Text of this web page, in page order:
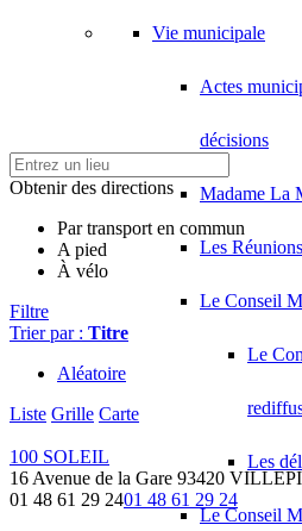
Vie municipale
Actes
décisions
Madame La
Les
Le Conseil
Le
Les
Le Conseil
Obtenir des directions
Par transport en commun
A pied
À vélo
Filtre
Trier par : Titre
Aléatoire
Liste Grille Carte
100 SOLEIL
16 Avenue de la Gare 93420
01 48 61 29 2401 48 61 29 24